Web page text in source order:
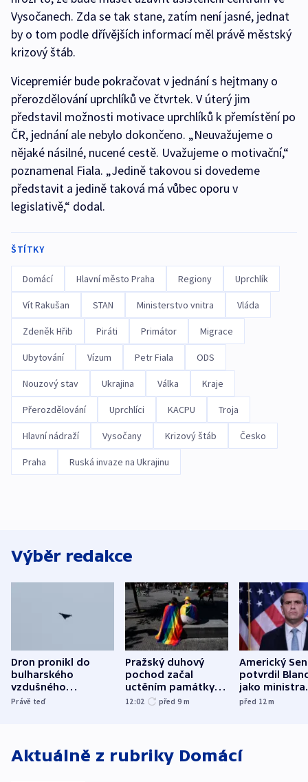
Vysočanech. Zda se tak stane, zatím není jasné, jednat
by o tom podle dřívějších informací měl právě městský
krizový štáb.
Vicepremiér bude pokračovat v jednání s hejtmany o
přerozdělování uprchlíků ve čtvrtek. V úterý jim
představil možnosti motivace uprchlíků k přemístění po
ČR, jednání ale nebylo dokončeno. „Neuvažujeme o
nějaké násilné, nucené cestě. Uvažujeme o motivační,“
poznamenal Fiala. „Jedině takovou si dovedeme
představit a jedině taková má vůbec oporu v
legislativě,“ dodal.
ŠTÍTKY
Domácí Hlavní město Praha Regiony Uprchlík
Vít Rakušan STAN Ministerstvo vnitra Vláda
Zdeněk Hřib Piráti Primátor Migrace
Ubytování Vízum Petr Fiala ODS
Nouzový stav Ukrajina Válka Kraje
Přerozdělování Uprchlíci KACPU Troja
Hlavní nádraží Vysočany Krizový štáb Česko
Praha Ruská invaze na Ukrajinu
Výběr redakce
Dron pronikl do
bulharského
vzdušného
prostoru,
Právě teď
Pražský duhový
pochod začal
uctěním památky
obětí berlínského
12:02 před 9 m
Americký
potvrdil
jako ministra
před 12m
Aktuálně z rubriky Domácí